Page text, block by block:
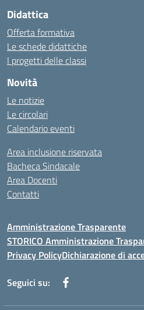
Didattica
Offerta formativa
Le schede didattiche
I progetti delle classi
Novità
Le notizie
Le circolari
Calendario eventi
Area inclusione riservata
Bacheca Sindacale
Area Docenti
Contatti
Amministrazione Trasparente
STORICO Amministrazione
Privacy PolicyDichiarazione di
Seguici su: